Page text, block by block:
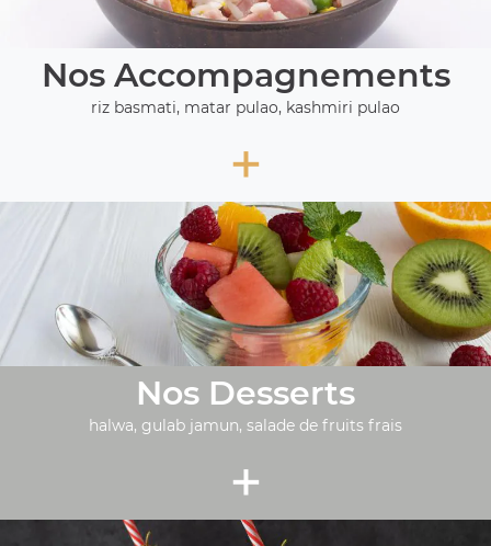
Nos Accompagnements
riz basmati, matar pulao, kashmiri pulao
+
Nos Desserts
halwa, gulab jamun, salade de fruits frais
+